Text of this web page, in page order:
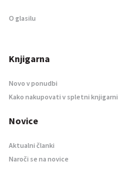
O glasilu
Knjigarna
Novo v ponudbi
Kako nakupovati v spletni knjigarni
Novice
Aktualni članki
Naroči se na novice